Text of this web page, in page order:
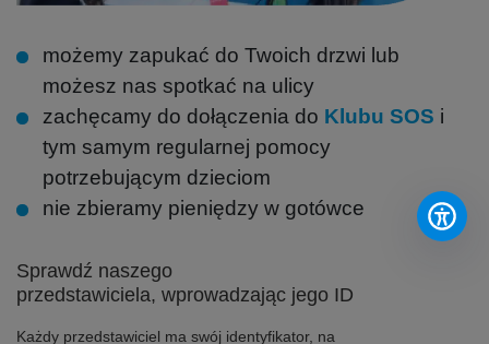
możemy zapukać do Twoich drzwi lub
możesz nas spotkać na ulicy
zachęcamy do dołączenia do Klubu SOS i
tym samym regularnej pomocy
potrzebującym dzieciom
nie zbieramy pieniędzy w gotówce
Sprawdź naszego
przedstawiciela, wprowadzając jego ID
Każdy przedstawiciel ma swój identyfikator, na